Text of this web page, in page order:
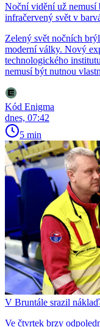
Noční vidění už nemusí
infračervený svět v
Zelený svět nočních
moderní války. Nový
technologického
nemusí být nutnou
Kód Enigma
dnes, 07:42
5 min
V Bruntále srazil
Ve čtvrtek brzy